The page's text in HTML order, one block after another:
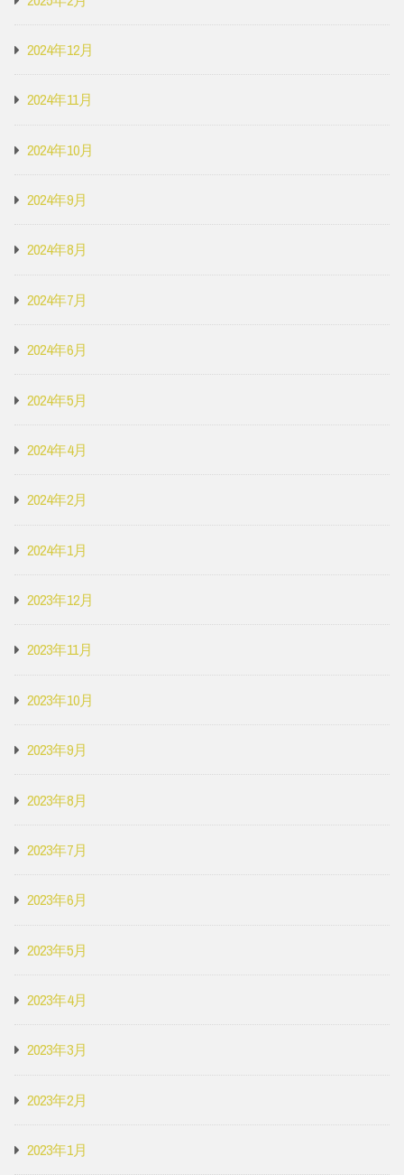
2024年12月
2024年11月
2024年10月
2024年9月
2024年8月
2024年7月
2024年6月
2024年5月
2024年4月
2024年2月
2024年1月
2023年12月
2023年11月
2023年10月
2023年9月
2023年8月
2023年7月
2023年6月
2023年5月
2023年4月
2023年3月
2023年2月
2023年1月